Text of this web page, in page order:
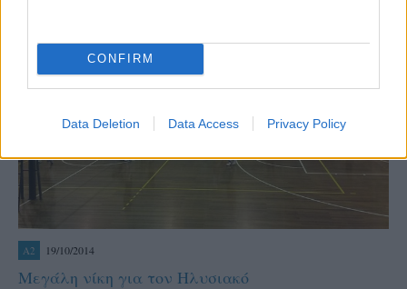
CONFIRM
Data Deletion Data Access Privacy Policy
A2 19/10/2014
Μεγάλη νίκη για τον Ηλυσιακό